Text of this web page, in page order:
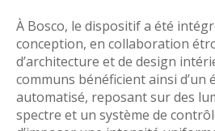
À Bosco, le dispositif a été
conception, en collaboration
d’architecture et de design
communs bénéficient ainsi
automatisé, reposant sur des
spectre et un système de